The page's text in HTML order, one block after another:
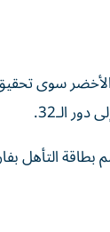
السعودية لإنقاذ مشواره في كأس العالم 2026؛ إذ لا
الـ32.
بطاقة التأهل